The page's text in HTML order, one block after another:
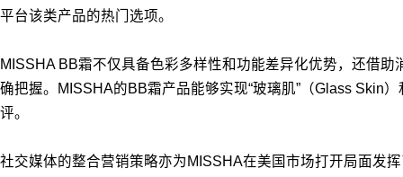
平台该类产品的热门选项。
MISSHA BB霜不仅具备色彩多样性和功能差异化优势，还借
确把握。MISSHA的BB霜产品能够实现“玻璃肌”（Glass Skin
评。
社交媒体的整合营销策略亦为MISSHA在美国市场打开局面发